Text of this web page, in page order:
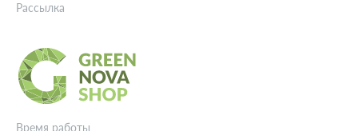
Время работы
Рассылка